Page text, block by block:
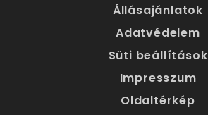
Állásajánlatok
Adatvédelem
Süti beállítások
Impresszum
Oldaltérkép